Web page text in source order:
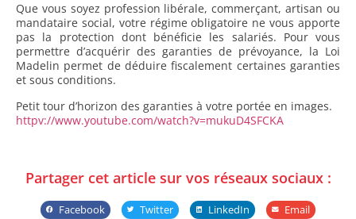
Que vous soyez profession libérale, commerçant, artisan ou
mandataire social, votre régime obligatoire ne vous apporte
pas la protection dont bénéficie les salariés. Pour vous
permettre d’acquérir des garanties de prévoyance, la Loi
Madelin permet de déduire fiscalement certaines garanties
et sous conditions.
Petit tour d’horizon des garanties à votre portée en images.
httpv://www.youtube.com/watch?v=mukuD4SFCKA
Partager cet article sur vos réseaux sociaux :
Facebook Twitter LinkedIn Email